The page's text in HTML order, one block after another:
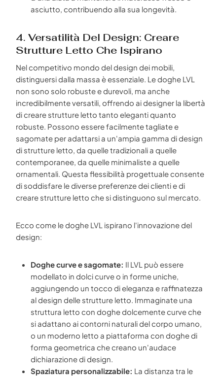
asciutto, contribuendo alla sua longevità.
4. Versatilità Del Design: Creare
Strutture Letto Che Ispirano
Nel competitivo mondo del design dei mobili,
distinguersi dalla massa è essenziale. Le doghe LVL
non sono solo robuste e durevoli, ma anche
incredibilmente versatili, offrendo ai designer la libertà
di creare strutture letto tanto eleganti quanto
robuste. Possono essere facilmente tagliate e
sagomate per adattarsi a un'ampia gamma di design
di strutture letto, da quelle tradizionali a quelle
contemporanee, da quelle minimaliste a quelle
ornamentali. Questa flessibilità progettuale consente
di soddisfare le diverse preferenze dei clienti e di
creare strutture letto che si distinguono sul mercato.
Ecco come le doghe LVL ispirano l'innovazione del
design:
Doghe curve e sagomate: Il LVL può essere
modellato in dolci curve o in forme uniche,
aggiungendo un tocco di eleganza e raffinatezza
al design delle strutture letto. Immaginate una
struttura letto con doghe dolcemente curve che
si adattano ai contorni naturali del corpo umano,
o un moderno letto a piattaforma con doghe di
forma geometrica che creano un'audace
dichiarazione di design.
Spaziatura personalizzabile: La distanza tra le